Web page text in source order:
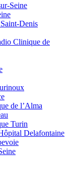
Seine
Denis
Clinique de
de l’Alma
Turin
Delafontaine